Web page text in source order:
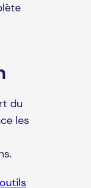
du
les